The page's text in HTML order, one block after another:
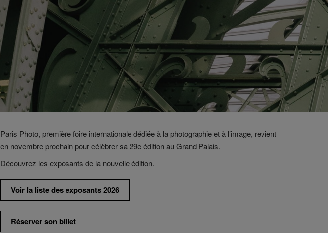
Paris Photo, première foire internationale dédiée à la photographie et à l’image, revient
en novembre prochain pour célèbrer sa 29e édition au Grand Palais.
Découvrez les exposants de la nouvelle édition.
Voir la liste des exposants 2026
Réserver son billet